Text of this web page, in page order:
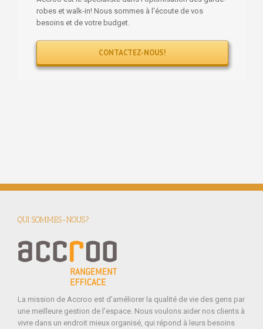
robes et walk-in! Nous sommes à l'écoute de vos
besoins et de votre budget.
CONTACTEZ-NOUS!
QUI SOMMES-NOUS?
La mission de Accroo est d’améliorer la qualité de vie des gens par
une meilleure gestion de l’espace. Nous voulons aider nos clients à
vivre dans un endroit mieux organisé, qui répond à leurs besoins